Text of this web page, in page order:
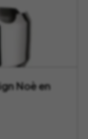
Noè en